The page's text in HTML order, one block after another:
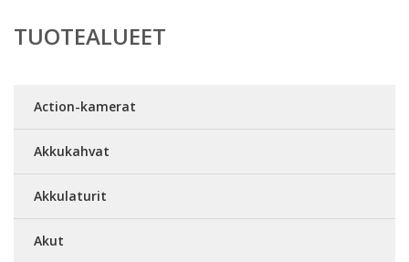
TUOTEALUEET
Action-kamerat
Akkukahvat
Akkulaturit
Akut